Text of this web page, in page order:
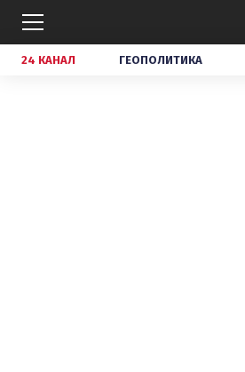
24 КАНАЛ ГЕОПОЛИТИКА